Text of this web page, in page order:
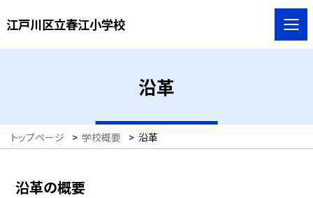
江戸川区立春江小学校
沿革
トップページ > 学校概要 > 沿革
沿革の概要